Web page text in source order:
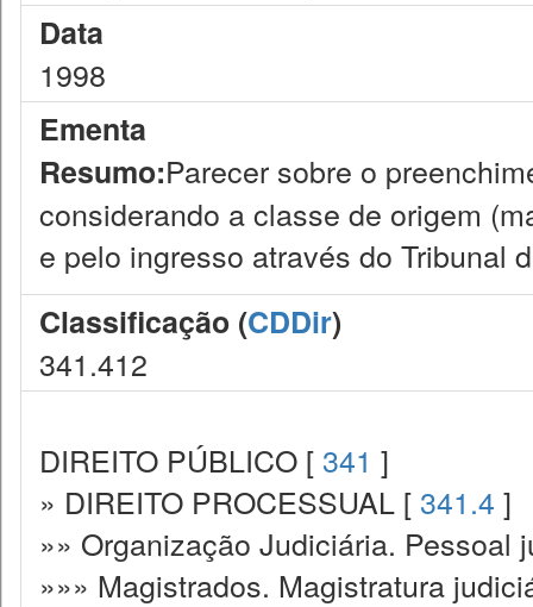
Data
1998
Ementa
Resumo:Parecer sobre o
considerando a classe de origem
e pelo ingresso através do Tribunal
Classificação (CDDir)
341.412
DIREITO PÚBLICO [ 341 ]
» DIREITO PROCESSUAL [ 341.4 ]
»» Organização Judiciária. Pessoal
»»» Magistrados. Magistratura